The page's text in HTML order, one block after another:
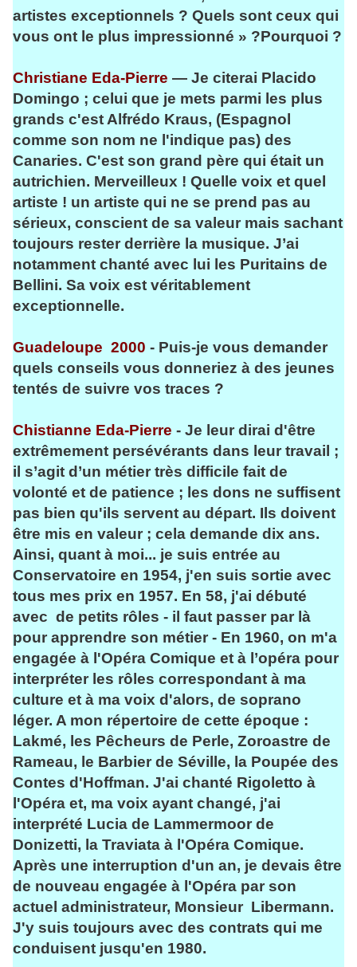
artistes exceptionnels ? Quels sont ceux qui
vous ont le plus impressionné » ?Pourquoi ?
Christiane Eda-Pierre — Je citerai Placido
Domingo ; celui que je mets parmi les plus
grands c'est Alfrédo Kraus, (Espagnol
comme son nom ne l'indique pas) des
Canaries. C'est son grand père qui était un
autrichien. Merveilleux ! Quelle voix et quel
artiste ! un artiste qui ne se prend pas au
sérieux, conscient de sa valeur mais sachant
toujours rester derrière la musique. J’ai
notamment chanté avec lui les Puritains de
Bellini. Sa voix est véritablement
exceptionnelle.
Guadeloupe 2000 - Puis-je vous demander
quels conseils vous donneriez à des jeunes
tentés de suivre vos traces ?
Chistianne Eda-Pierre - Je leur dirai d'être
extrêmement persévérants dans leur travail ;
il s’agit d’un métier très difficile fait de
volonté et de patience ; les dons ne suffisent
pas bien qu'ils servent au départ. Ils doivent
être mis en valeur ; cela demande dix ans.
Ainsi, quant à moi... je suis entrée au
Conservatoire en 1954, j'en suis sortie avec
tous mes prix en 1957. En 58, j'ai débuté
avec de petits rôles - il faut passer par là
pour apprendre son métier - En 1960, on m'a
engagée à l'Opéra Comique et à l’opéra pour
interpréter les rôles correspondant à ma
culture et à ma voix d'alors, de soprano
léger. A mon répertoire de cette époque :
Lakmé, les Pêcheurs de Perle, Zoroastre de
Rameau, le Barbier de Séville, la Poupée des
Contes d'Hoffman. J'ai chanté Rigoletto à
l'Opéra et, ma voix ayant changé, j'ai
interprété Lucia de Lammermoor de
Donizetti, la Traviata à l'Opéra Comique.
Après une interruption d'un an, je devais être
de nouveau engagée à l'Opéra par son
actuel administrateur, Monsieur Libermann.
J'y suis toujours avec des contrats qui me
conduisent jusqu'en 1980.